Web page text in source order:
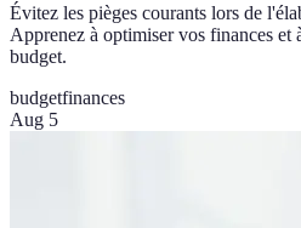
Évitez les pièges courants lors de
Apprenez à optimiser vos finances et
budget.
budgetfinances
Aug 5